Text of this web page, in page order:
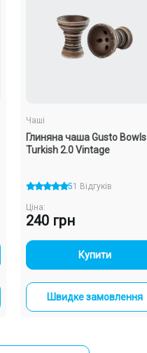
Чаші
Глиняна чаша Gusto Bowls
Turkish 2.0 Vintage
51 Відгуків
Ціна:
240 грн
- +
Купити
Швидке замовлення